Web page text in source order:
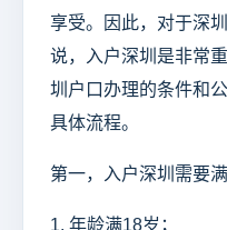
享受。因此，对于深
说，入户深圳是非常
圳户口办理的条件和
具体流程。
第一，入户深圳需要
1. 年龄满18岁；